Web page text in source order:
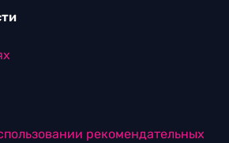
рекомендательных